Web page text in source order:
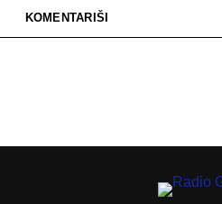
KOMENTARIŠI